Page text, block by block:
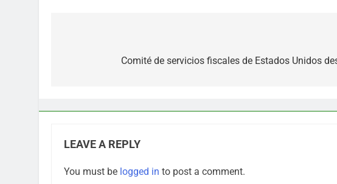
navigationComité de servicios fiscales de Estados Unidos
LEAVE A REPLY
You must be logged in to post a comment.